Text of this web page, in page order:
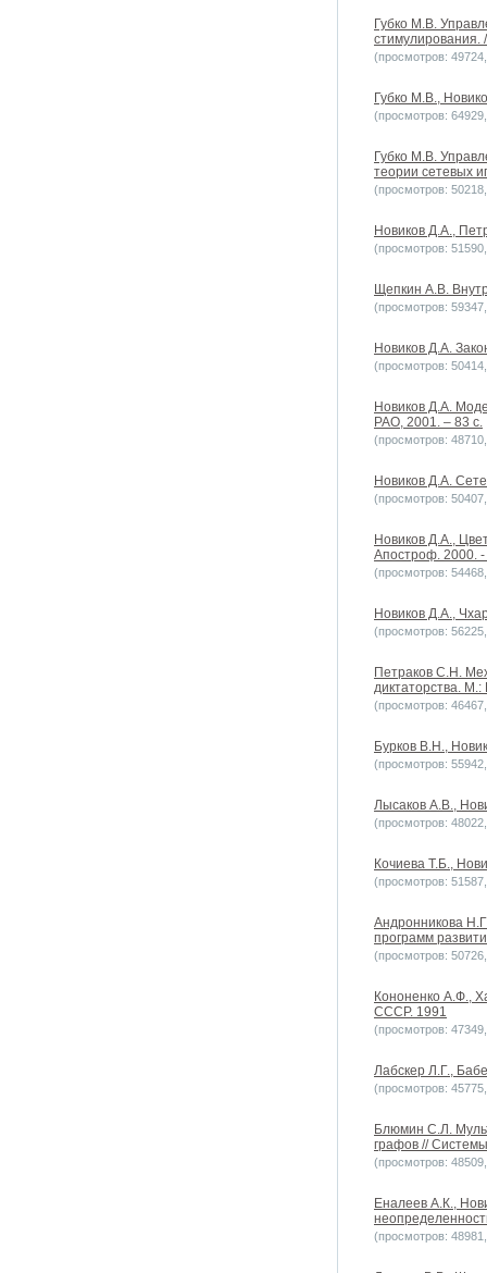
Губко М.В.
стимулирования.
(просмотров:
Губко М.В.,
(просмотров:
Губко М.В.
теории сетевых
(просмотров:
Новиков Д.А.,
(просмотров:
Щепкин А.В.
(просмотров:
Новиков Д.А.
(просмотров:
Новиков Д.А.
РАО, 2001. – 83 с.
(просмотров:
Новиков Д.А.
(просмотров:
Новиков Д.А.,
Апостроф. 2000. -
(просмотров:
Новиков Д.А.,
(просмотров:
Петраков С.Н.
диктаторства.
(просмотров:
Бурков В.Н.,
(просмотров:
Лысаков А.В.,
(просмотров:
Кочиева Т.Б.,
(просмотров:
Андронникова
программ
(просмотров:
Кононенко А.Ф.,
СССР. 1991
(просмотров:
Лабскер Л.Г.,
(просмотров:
Блюмин С.Л.
графов //
(просмотров:
Еналеев А.К.,
(просмотров: